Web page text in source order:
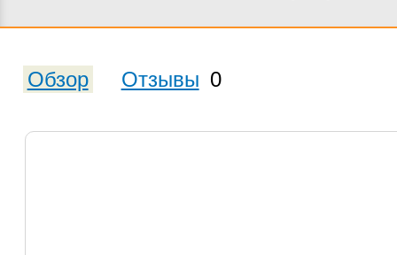
Обзор Отзывы 0